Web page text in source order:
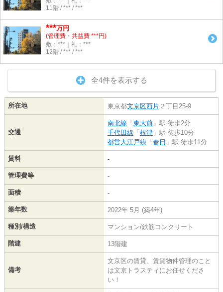
11階 / *** / ***
***万円
(管理費・共益費 ***円)
敷：***｜礼：***
12階 / *** / ***
全4件を表示する
所在地 東京都文京区西片 ２丁目25-9
交通
南北線 「 東大前 」駅 徒歩2分
千代田線 「 根津 」駅 徒歩10分
都営大江戸線 「 春日 」駅 徒歩11分
賃料 -
管理費等 -
面積 -
築年数 2022年 5月 (築4年)
種別/構造 マンション/鉄筋コンクリート
階建 13階建
備考
文京区の賃貸、賃貸物件管理のこと
は文京トラスティにお任せくださ
い！